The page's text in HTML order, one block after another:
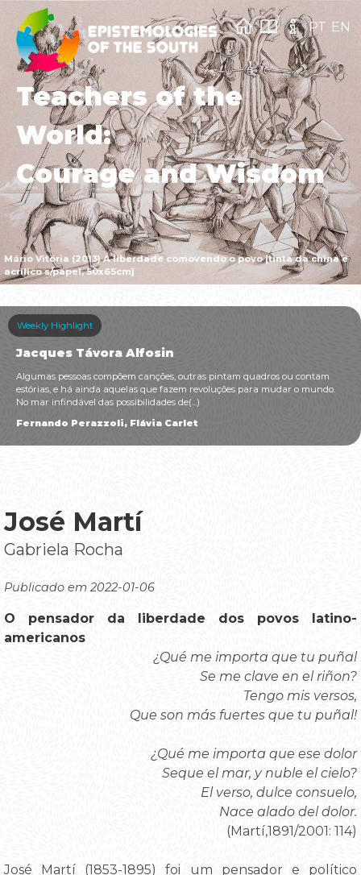
Mário Vitória (2013) A liberdade comovendo o povo [tinta da china e
acrílico s/papel, 50x65cm]
Teachers of the
World:
Courage and Wisdom
PT EN
Weekly Highlight
Jacques Távora Alfosin
Algumas pessoas compõem canções, outras pintam quadros ou contam
estórias, e há ainda aquelas que fazem revoluções para mudar o mundo.
No mar infindável das possibilidades de(...)
Fernando Perazzoli, Flávia Carlet
José Martí
Gabriela Rocha
Publicado em 2022-01-06
O pensador da liberdade dos povos latino-
americanos
¿Qué me importa que tu puñal
Se me clave en el riñon?
Tengo mis versos,
Que son más fuertes que tu puñal!
¿Qué me importa que ese dolor
Seque el mar, y nuble el cielo?
El verso, dulce consuelo,
Nace alado del dolor.
(Martí,1891/2001: 114)
José Martí (1853-1895) foi um pensador e político